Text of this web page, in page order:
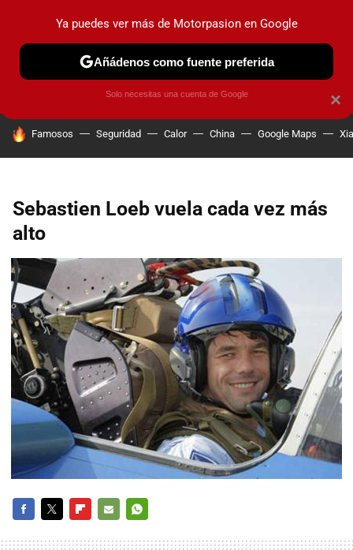
PRUEBAS COCHES ELÉCTRICOS OBSERVATORIO
HOY SE HABLA DE
Famosos Seguridad Calor China Google Maps
Sebastien Loeb vuela cada vez más
alto
×
Ya puedes ver más de Motorpasion en Google
Añádenos como fuente preferida
Solo necesitas una cuenta de Google